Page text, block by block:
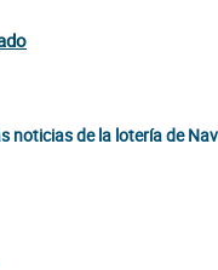
noticias de la lotería de